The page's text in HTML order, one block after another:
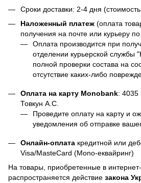
Сроки доставки: 2-4 дня
Наложенный платеж (оплата
получения на почте или курьеру
Оплата производится при
отделении курьерской службы
полной проверки состава на
отсутствие каких-либо
Оплата на карту Monobank: 4035
Товкун А.С.
Проведите оплату на карту и
уведомления об отправке
Онлайн-оплата кредитной или
Visa/MasteCard (Mono-еквайринг)
На товары, приобретенные в
распространяется действие закона